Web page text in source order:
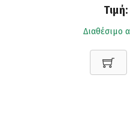
Τιμή:
Διαθέσιμο